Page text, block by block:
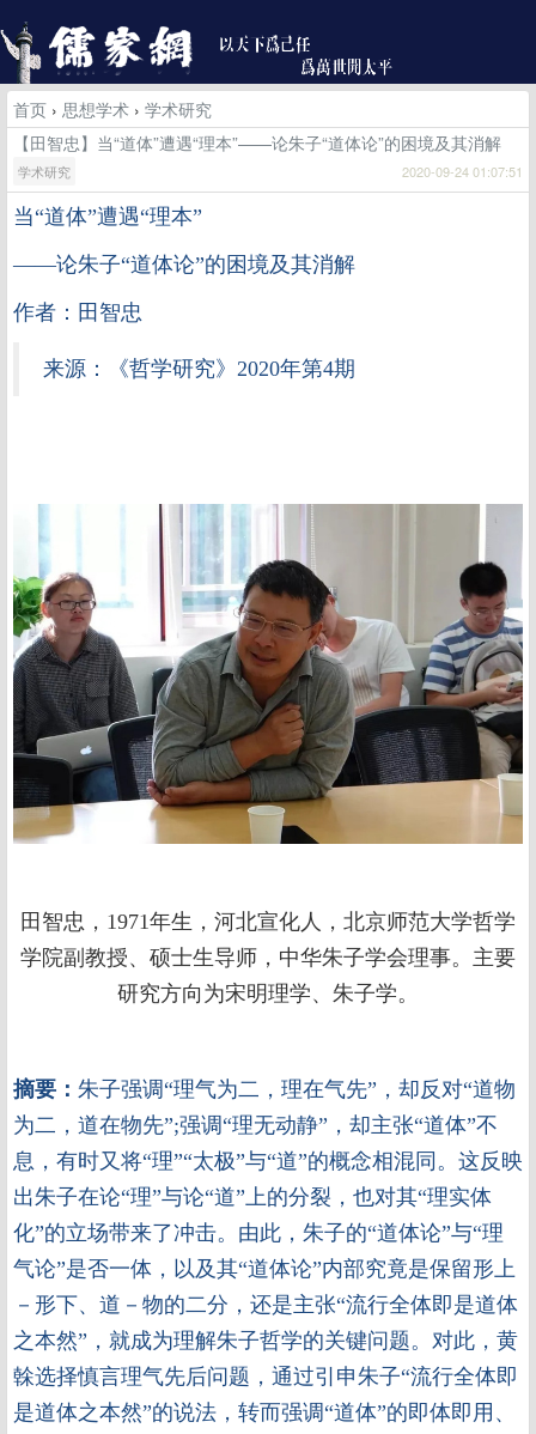
首页 › 思想学术 › 学术研究
【田智忠】当“道体”遭遇“理本”——论朱子“道体论”的困境及其消解
学术研究 2020-09-24 01:07:51
当“道体”遭遇“理本”
——论朱子“道体论”的困境及其消解
作者：田智忠
来源：《哲学研究》2020年第4期
田智忠，1971年生，河北宣化人，北京师范大学哲学
学院副教授、硕士生导师，中华朱子学会理事。主要
研究方向为宋明理学、朱子学。
摘要： 朱子强调“理气为二，理在气先”，却反对“道物
为二，道在物先”;强调“理无动静”，却主张“道体”不
息，有时又将“理”“太极”与“道”的概念相混同。这反映
出朱子在论“理”与论“道”上的分裂，也对其“理实体
化”的立场带来了冲击。由此，朱子的“道体论”与“理
气论”是否一体，以及其“道体论”内部究竟是保留形上
－形下、道－物的二分，还是主张“流行全体即是道体
之本然”，就成为理解朱子哲学的关键问题。对此，黄
榦选择慎言理气先后问题，通过引申朱子“流行全体即
是道体之本然”的说法，转而强调“道体”的即体即用、